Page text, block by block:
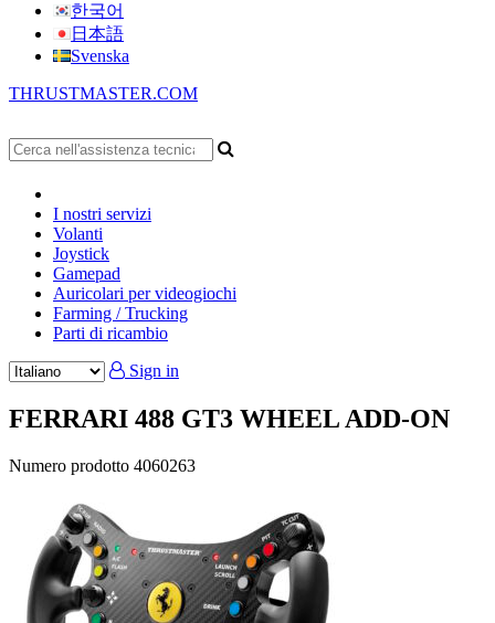
한국어
日本語
Svenska
THRUSTMASTER.COM
I nostri servizi
Volanti
Joystick
Gamepad
Auricolari per videogiochi
Farming / Trucking
Parti di ricambio
Sign in
FERRARI 488 GT3 WHEEL ADD-ON
Numero prodotto 4060263